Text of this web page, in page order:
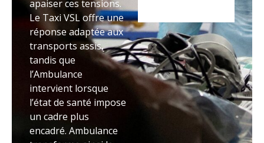
apaiser ces tensions.
Le Taxi VSL offre une
réponse adaptée aux
transports assis,
tandis que
l’Ambulance
intervient lorsque
l’état de santé impose
un cadre plus
encadré. Ambulance